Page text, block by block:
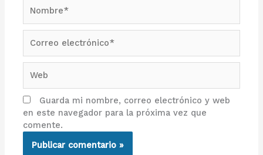
electrónico*
Guarda mi nombre, correo electrónico y web
en este navegador para la próxima vez que
comente.